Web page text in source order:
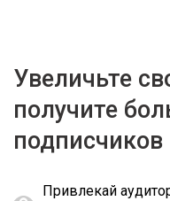
Увеличьте
получите
подписчиков
Привлекай